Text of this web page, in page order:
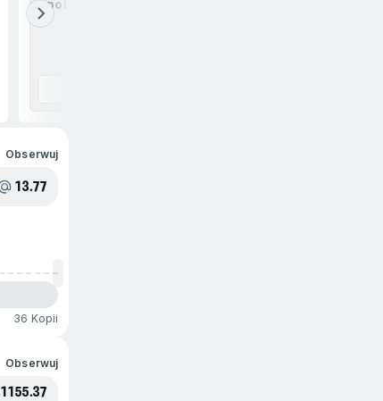
1.połowa - liczba goli - powyżej 1.5
Obserwuj
13.77
36 Kopii
Obserwuj
1155.37